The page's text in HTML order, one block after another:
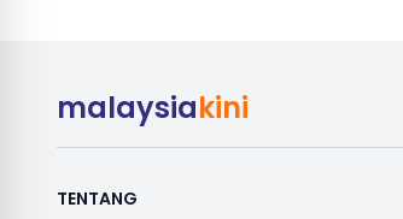
malaysiakini
TENTANG